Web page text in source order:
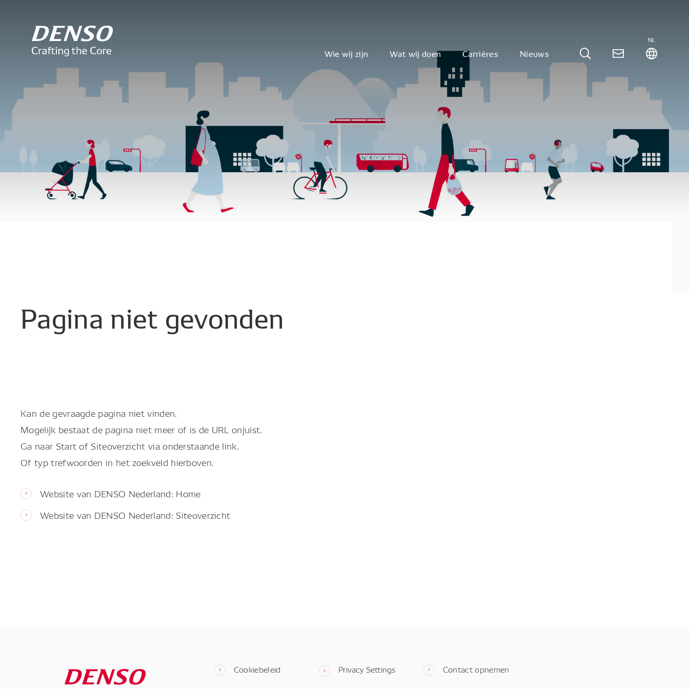
Wie wij zijn Wat wij doen Carrières Nieuws
NL
Pagina niet gevonden
Kan de gevraagde pagina niet vinden.
Mogelijk bestaat de pagina niet meer of is de URL onjuist.
Ga naar Start of Siteoverzicht via onderstaande link.
Of typ trefwoorden in het zoekveld hierboven.
Website van DENSO Nederland: Home
Website van DENSO Nederland: Siteoverzicht
Cookiebeleid Privacy Settings Contact opnemen